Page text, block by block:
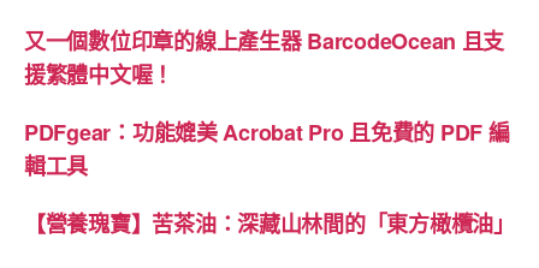
又一個數位印章的線上產生器 BarcodeOcean 且支
援繁體中文喔！
PDFgear：功能媲美 Acrobat Pro 且免費的 PDF 編
輯工具
【營養瑰寶】苦茶油：深藏山林間的「東方橄欖油」